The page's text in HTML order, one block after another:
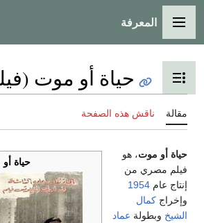
القائمة الرئيسية
المعرفة
تبديل عرض جدول المحتويات
حياة أو موت
مقالة ناقش هذه الصفحة
حياة
حياة أو موت، هو
فيلم مصري من
إنتاج عام 1954
وإخراج كمال
الشيخ وبطولة عماد